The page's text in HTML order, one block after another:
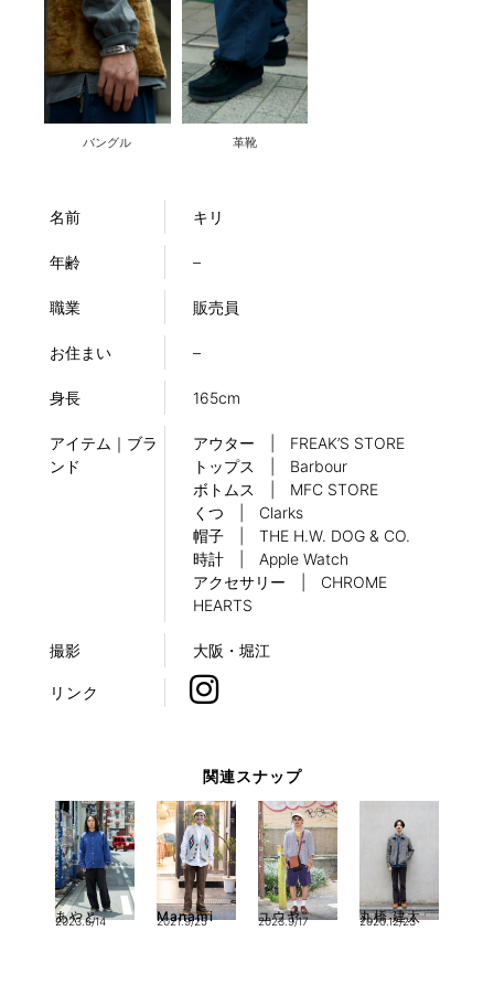
バングル 革靴
名前 キリ
年齢 –
職業 販売員
お住まい –
身長 165cm
アイテム｜ブラ
ンド
アウター | FREAK’S STORE
トップス | Barbour
ボトムス | MFC STORE
くつ | Clarks
帽子 | THE H.W. DOG & CO.
時計 | Apple Watch
アクセサリー | CHROME
HEARTS
撮影 大阪・堀江
リンク
関連スナップ
あやと
2023.6/14 Manami
2021.9/25 ユウヤ
2023.9/17 丸橋 建太
2020.12/23